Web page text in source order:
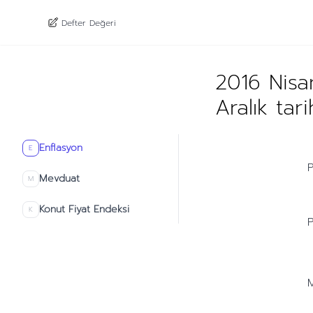
E Enflasyon
M Mevduat
K Konut Fiyat Endeksi
Defter Değeri
2016
Aralık